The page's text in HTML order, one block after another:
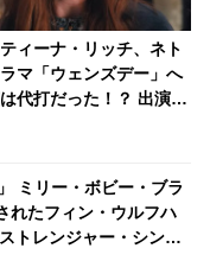
ィーナ・リッチ、ネト
マ「ウェンズデー」へ
代打だった！？ 出演が
経緯とは…？ -
ミリー・ボビー・ブラ
れたフィン・ウルフハ
トレンジャー・シング